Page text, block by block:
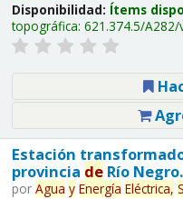
Disponibilidad: Ítems
topográfica: 621.374.5/A282/
Estación
provincia deRío Negro.
por Agua y Energía Eléctrica,